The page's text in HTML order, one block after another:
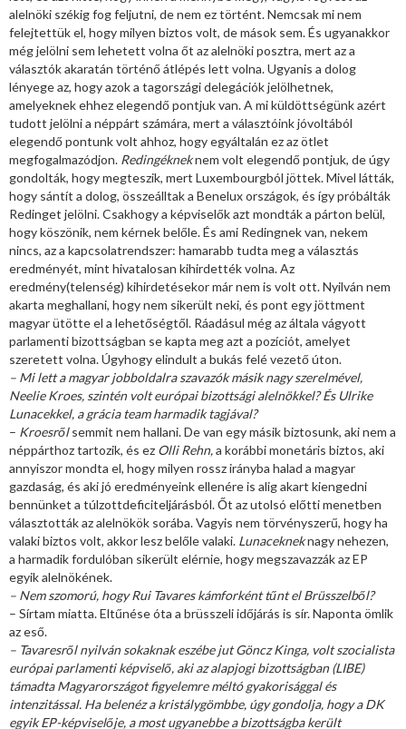
alelnöki székig fog feljutni, de nem ez történt. Nemcsak mi nem
felejtettük el, hogy milyen biztos volt, de mások sem. És ugyanakkor
még jelölni sem lehetett volna őt az alelnöki posztra, mert az a
választók akaratán történő átlépés lett volna. Ugyanis a dolog
lényege az, hogy azok a tagországi delegációk jelölhetnek,
amelyeknek ehhez elegendő pontjuk van. A mi küldöttségünk azért
tudott jelölni a néppárt számára, mert a választóink jóvoltából
elegendő pontunk volt ahhoz, hogy egyáltalán ez az ötlet
megfogalmazódjon. Redingékneknem volt elegendő pontjuk, de úgy
gondolták, hogy megteszik, mert Luxembourgból jöttek. Mivel látták,
hogy sántít a dolog, összeálltak a Benelux országok, és így próbálták
Redinget jelölni. Csakhogy a képviselők azt mondták a párton belül,
hogy köszönik, nem kérnek belőle. És ami Redingnek van, nekem
nincs, az a kapcsolatrendszer: hamarabb tudta meg a választás
eredményét, mint hivatalosan kihirdették volna. Az
eredmény(telenség) kihirdetésekor már nem is volt ott. Nyilván nem
akarta meghallani, hogy nem sikerült neki, és pont egy jöttment
magyar ütötte el a lehetőségtől. Ráadásul még az általa vágyott
parlamenti bizottságban se kapta meg azt a pozíciót, amelyet
szeretett volna. Úgyhogy elindult a bukás felé vezető úton.
– Mi lett a magyar jobboldalra szavazók másik nagy szerelmével,
Neelie Kroes, szintén volt európai bizottsági alelnökkel? És Ulrike
Lunacekkel, a grácia team harmadik tagjával?
– Kroesrőlsemmit nem hallani. De van egy másik biztosunk, aki nem a
néppárthoz tartozik, és ez Olli Rehn,a korábbi monetáris biztos, aki
annyiszor mondta el, hogy milyen rossz irányba halad a magyar
gazdaság, és aki jó eredményeink ellenére is alig akart kiengedni
bennünket a túlzottdeficiteljárásból. Őt az utolsó előtti menetben
választották az alelnökök sorába. Vagyis nem törvényszerű, hogy ha
valaki biztos volt, akkor lesz belőle valaki. Lunacekneknagy nehezen,
a harmadik fordulóban sikerült elérnie, hogy megszavazzák az EP
egyik alelnökének.
– Nem szomorú, hogy Rui Tavares kámforként tűnt el Brüsszelből?
– Sírtam miatta. Eltűnése óta a brüsszeli időjárás is sír. Naponta ömlik
az eső.
– Tavaresről nyilván sokaknak eszébe jut Göncz Kinga, volt szocialista
európai parlamenti képviselő, aki az alapjogi bizottságban (LIBE)
támadta Magyarországot figyelemre méltó gyakorisággal és
intenzitással. Ha belenéz a kristálygömbbe, úgy gondolja, hogy a DK
egyik EP-képviselője, a most ugyanebbe a bizottságba került